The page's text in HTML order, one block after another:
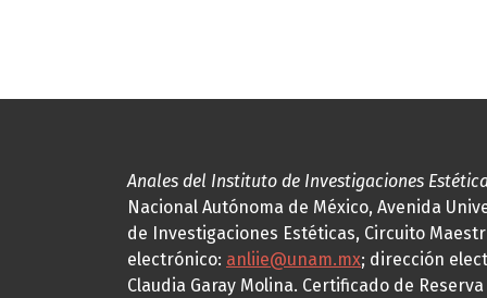
Anales del Instituto de Investigaciones
Nacional Autónoma de México, Avenida
de Investigaciones Estéticas, Circuito
electrónico: anliie@unam.mx; dirección
Claudia Garay Molina. Certificado de